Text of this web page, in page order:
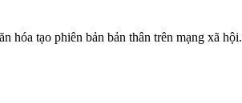
hóa tạo phiên bản bản thân trên mạng xã hội.